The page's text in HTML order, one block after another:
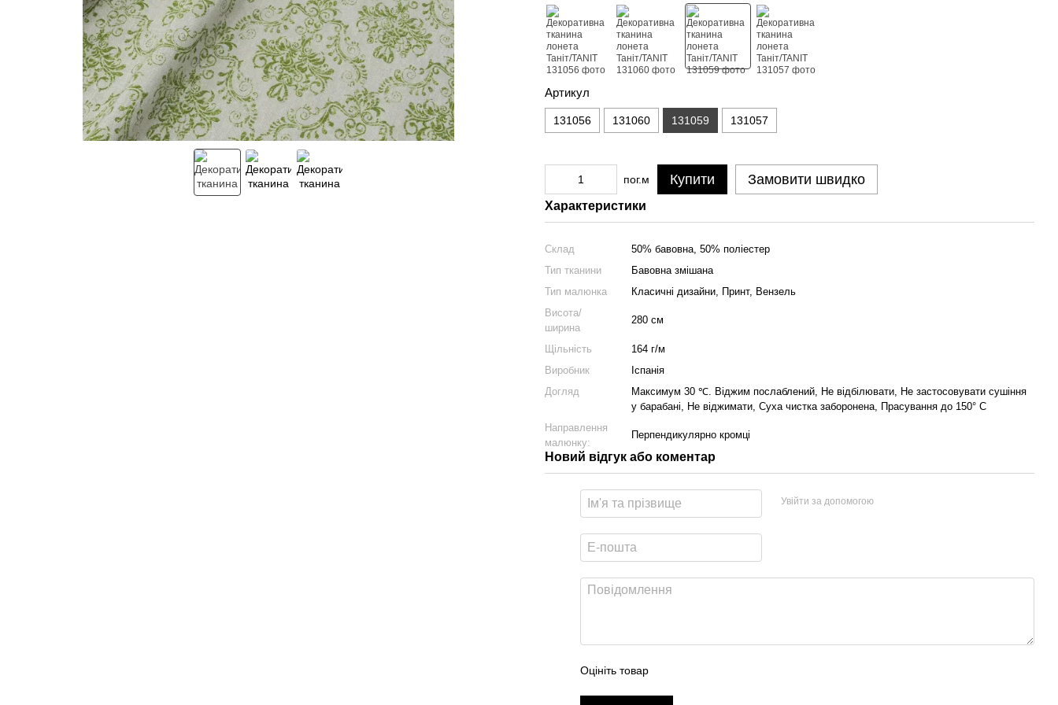
Артикул
131056 131060 131059 131057
пог.м Купити Замовити швидко
Характеристики
Склад
50% бавовна, 50% поліестер
Тип тканини
Бавовна змішана
Тип малюнка
Класичні дизайни, Принт, Вензель
Висота/
ширина
280 см
Щільність
164 г/м
Виробник
Іспанія
Догляд
Максимум 30 ℃. Віджим послаблений, Не відбілювати, Не застосовувати сушіння
у барабані, Не віджимати, Суха чистка заборонена, Прасування до 150° С
Направлення
малюнку:
Перпендикулярно кромці
Новий відгук або коментар
Увійти за допомогою
Оцініть товар